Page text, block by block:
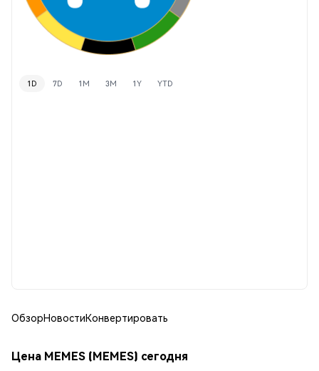
1D 7D 1M 3M 1Y YTD
ОбзорНовостиКонвертировать
Цена MEMES (MEMES) сегодня